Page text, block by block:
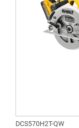
DCS570H2T-QW